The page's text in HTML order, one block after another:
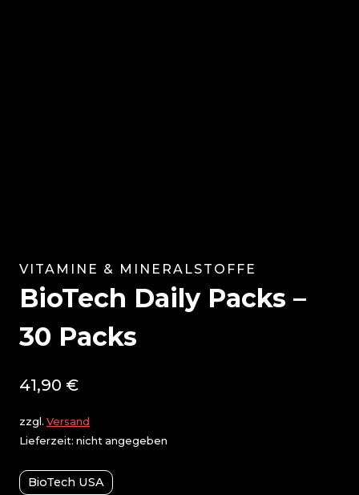
VITAMINE & MINERALSTOFFE
BioTech Daily Packs –
30 Packs
41,90 €
zzgl. Versand
Lieferzeit: nicht angegeben
BioTech USA